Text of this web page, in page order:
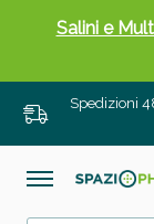
Spedizioni
Salini e